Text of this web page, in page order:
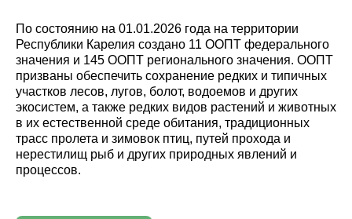
По состоянию на 01.01.2026 года на территории
Республики Карелия создано 11 ООПТ федерального
значения и 145 ООПТ регионального значения. ООПТ
призваны обеспечить сохранение редких и типичных
участков лесов, лугов, болот, водоемов и других
экосистем, а также редких видов растений и животных
в их естественной среде обитания, традиционных
трасс пролета и зимовок птиц, путей прохода и
нерестилищ рыб и других природных явлений и
процессов.